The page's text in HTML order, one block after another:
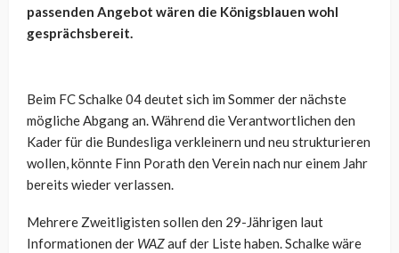
passenden Angebot wären die Königsblauen wohl
gesprächsbereit.
Beim FC Schalke 04 deutet sich im Sommer der nächste
mögliche Abgang an. Während die Verantwortlichen den
Kader für die Bundesliga verkleinern und neu strukturieren
wollen, könnte Finn Porath den Verein nach nur einem Jahr
bereits wieder verlassen.
Mehrere Zweitligisten sollen den 29-Jährigen laut
Informationen der WAZauf der Liste haben. Schalke wäre